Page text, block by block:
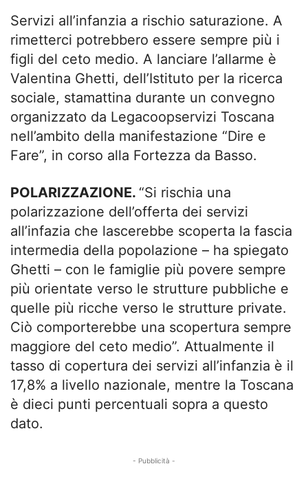
Servizi all’infanzia a rischio saturazione. A
rimetterci potrebbero essere sempre più i
figli del ceto medio. A lanciare l’allarme è
Valentina Ghetti, dell’Istituto per la ricerca
sociale, stamattina durante un convegno
organizzato da Legacoopservizi Toscana
nell’ambito della manifestazione “Dire e
Fare”, in corso alla Fortezza da Basso.
POLARIZZAZIONE. “Si rischia una
polarizzazione dell’offerta dei servizi
all’infazia che lascerebbe scoperta la fascia
intermedia della popolazione – ha spiegato
Ghetti – con le famiglie più povere sempre
più orientate verso le strutture pubbliche e
quelle più ricche verso le strutture private.
Ciò comporterebbe una scopertura sempre
maggiore del ceto medio”. Attualmente il
tasso di copertura dei servizi all’infanzia è il
17,8% a livello nazionale, mentre la Toscana
è dieci punti percentuali sopra a questo
dato.
- Pubblicità -